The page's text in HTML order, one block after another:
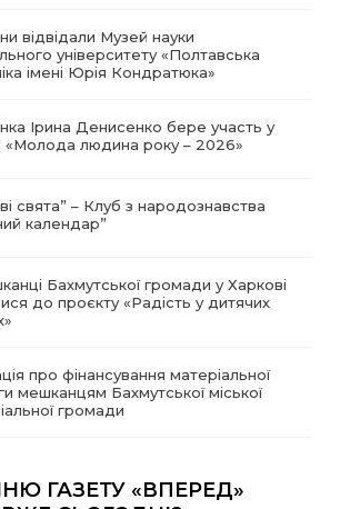
відвідали Музей науки
університету «Полтавська
імені Юрія Кондратюка»
Ірина Денисенко бере участь у
«Молода людина року – 2026»
свята” – Клуб з народознавства
календар”
Бахмутської громади у Харкові
до проєкту «Радість у дитячих
про фінансування матеріальної
мешканцям Бахмутської міської
громади
ГАЗЕТУ «ВПЕРЕД»